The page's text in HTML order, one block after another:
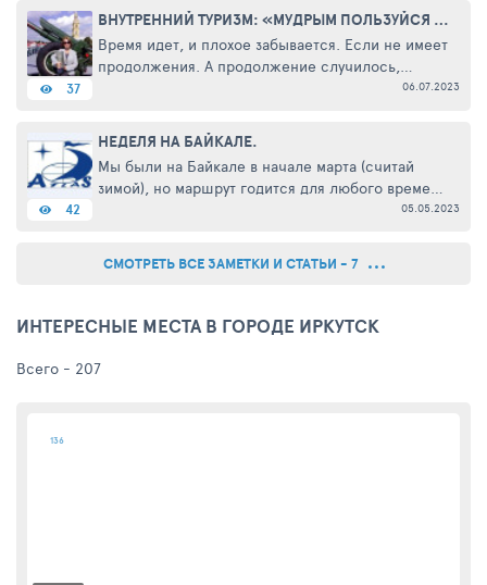
отправиться на самый глубокий ...
06.07.2023
ВНУТРЕННИЙ ТУРИЗМ: «МУДРЫМ ПОЛЬЗУЙСЯ ДЕВИЗОМ, БУДЬ ГОТОВ К ЛЮБЫМ СЮРПРИЗАМ». СЕРИЯ ВТОРАЯ
Время идет, и плохое забывается. Если не имеет
продолжения. А продолжение случилось,
только несколько в другом варианте. Дело было
выбирала очень тщательно. ...
37
05.05.2023
НЕДЕЛЯ НА БАЙКАЛЕ.
Мы были на Байкале в начале марта (считай
зимой), но маршрут годится для любого времени
42
СМОТРЕТЬ ВСЕ ЗАМЕТКИ И СТАТЬИ - 7
ИНТЕРЕСНЫЕ МЕСТА В ГОРОДЕ ИРКУТСК
Всего - 207
136